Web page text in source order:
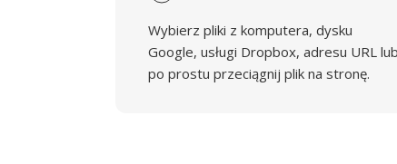
Wybierz pliki z komputera, dysku
Google, usługi Dropbox, adresu URL lub
po prostu przeciągnij plik na stronę.